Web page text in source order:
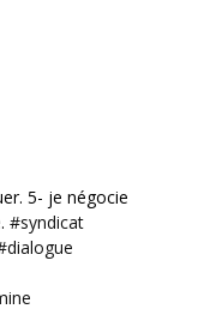
5- je négocie
#syndicat